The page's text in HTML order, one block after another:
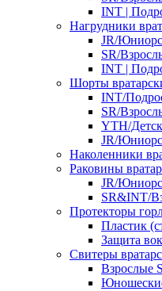
INT |
Нагрудники
JR/
SR/
INT |
Шорты
INT/
SR/
YTH/
JR/
Наколенники
Раковины
JR/
SR&INT/
Протекторы
Пластик
Защита
Свитеры
Взрослые